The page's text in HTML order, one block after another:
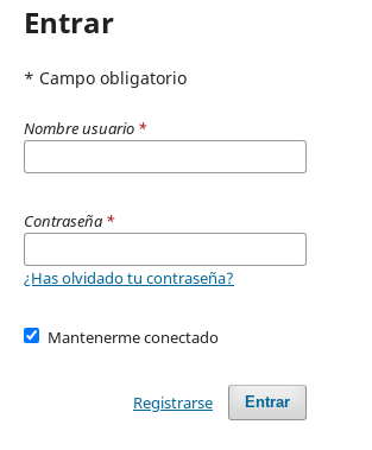
Entrar
* Campo obligatorio
Nombre usuario *
Contraseña *
¿Has olvidado tu contraseña?
Mantenerme conectado
Entrar
Registrarse